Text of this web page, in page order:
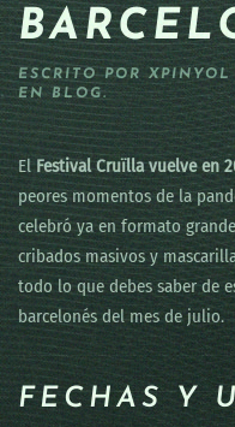
ESCRITO PORXPINYOL
ENBLOG.
ElFestival Cruïlla vuelve en
peores momentos de la
celebró ya en formato
cribados masivos y
todo lo que debes saber de
barcelonés del mes de julio.
FECHAS Y